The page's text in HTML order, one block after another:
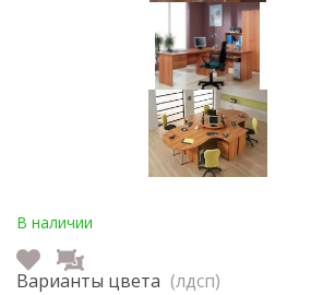
В наличии
Варианты цвета (лдсп)